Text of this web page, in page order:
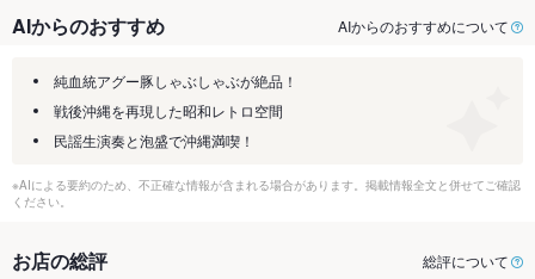
AIからのおすすめ AIからのおすすめについて
純血統アグー豚しゃぶしゃぶが絶品！
戦後沖縄を再現した昭和レトロ空間
民謡生演奏と泡盛で沖縄満喫！
※AIによる要約のため、不正確な情報が含まれる場合があります。掲載情報全文と併せてご確認
ください。
お店の総評 総評について